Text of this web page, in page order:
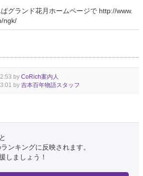
グランド花月ホームページで http://www.
ngk/
by CoRich案内人
by 吉本百年物語スタッフ
ンキングに反映されます。
しましょう！